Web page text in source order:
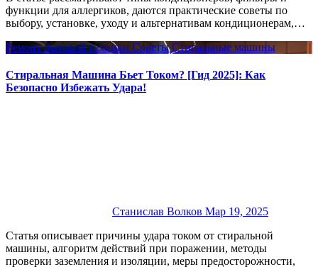
функции для аллергиков, даются практические советы по
выбору, установке, уходу и альтернативам кондиционерам,…
Ремонт бытовой техники СоветыСтиральные машины
Стиральная Машина Бьет Током? [Гид 2025]: Как
Безопасно Избежать Удара!
Станислав Волков Мар 19, 2025
Статья описывает причины удара током от стиральной
машины, алгоритм действий при поражении, методы
проверки заземления и изоляции, меры предосторожности,